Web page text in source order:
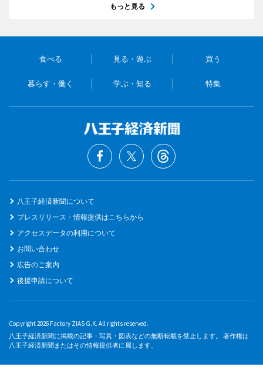
もっと見る
食べる 見る・遊ぶ 買う
暮らす・働く 学ぶ・知る 特集
八王子経済新聞について
プレスリリース・情報提供はこちらから
アクセスデータの利用について
お問い合わせ
広告のご案内
後援申請について
Copyright 2026 Factory ZIAS G.K. All rights reserved.
八王子経済新聞に掲載の記事・写真・図表などの無断転載を禁止します。 著作権は
八王子経済新聞またはその情報提供者に属します。